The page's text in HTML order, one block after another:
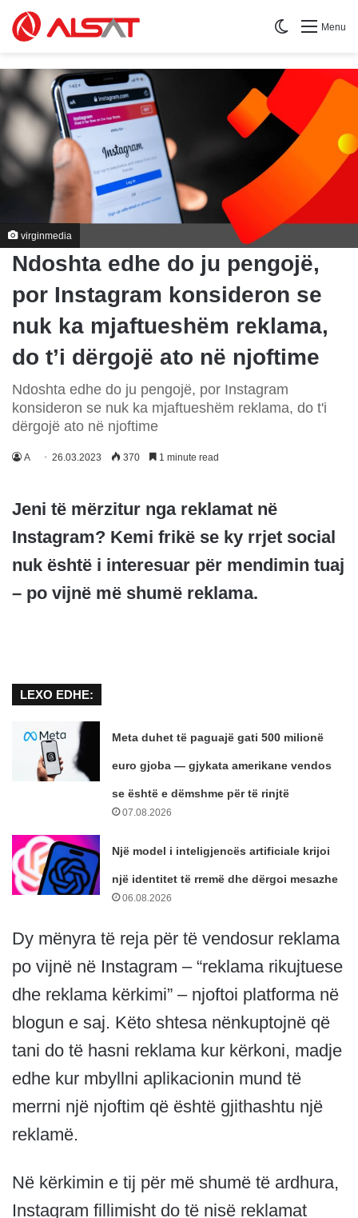
Menu
Switch skin
virginmedia
Ndoshta edhe do ju pengojë,
por Instagram konsideron se
nuk ka mjaftueshëm reklama,
do t’i dërgojë ato në njoftime
Ndoshta edhe do ju pengojë, por Instagram
konsideron se nuk ka mjaftueshëm reklama, do t'i
dërgojë ato në njoftime
A 26.03.2023 370 1 minute read
Jeni të mërzitur nga reklamat në
Instagram? Kemi frikë se ky rrjet social
nuk është i interesuar për mendimin tuaj
– po vijnë më shumë reklama.
LEXO EDHE:
Meta duhet të paguajë gati 500 milionë
euro gjoba — gjykata amerikane vendos
se është e dëmshme për të rinjtë
07.08.2026
Një model i inteligjencës artificiale krijoi
një identitet të rremë dhe dërgoi mesazhe
06.08.2026
Dy mënyra të reja për të vendosur reklama
po vijnë në Instagram – “reklama rikujtuese
dhe reklama kërkimi” – njoftoi platforma në
blogun e saj. Këto shtesa nënkuptojnë që
tani do të hasni reklama kur kërkoni, madje
edhe kur mbyllni aplikacionin mund të
merrni një njoftim që është gjithashtu një
reklamë.
Në kërkimin e tij për më shumë të ardhura,
Instagram fillimisht do të nisë reklamat